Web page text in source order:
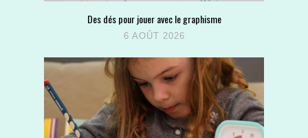
Des dés pour jouer avec le graphisme
6 AOÛT 2026